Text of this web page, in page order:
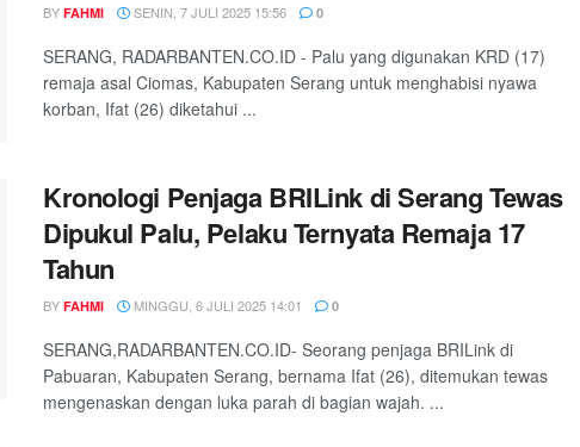
BY FAHMI SENIN, 7 JULI 2025 15:56 0
SERANG, RADARBANTEN.CO.ID - Palu yang digunakan KRD (17)
remaja asal Ciomas, Kabupaten Serang untuk menghabisi nyawa
korban, Ifat (26) diketahui ...
Kronologi Penjaga BRILink di Serang Tewas
Dipukul Palu, Pelaku Ternyata Remaja 17
Tahun
BY FAHMI MINGGU, 6 JULI 2025 14:01 0
SERANG,RADARBANTEN.CO.ID- Seorang penjaga BRILink di
Pabuaran, Kabupaten Serang, bernama Ifat (26), ditemukan tewas
mengenaskan dengan luka parah di bagian wajah. ...